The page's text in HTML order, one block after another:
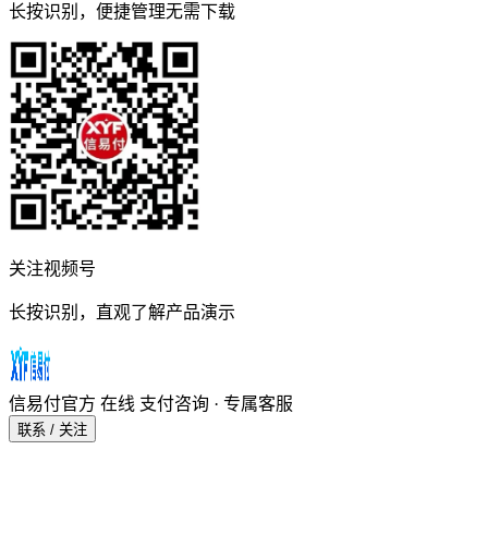
长按识别，便捷管理无需下载
关注视频号
长按识别，直观了解产品演示
信易付官方 在线 支付咨询 · 专属客服
联系 / 关注